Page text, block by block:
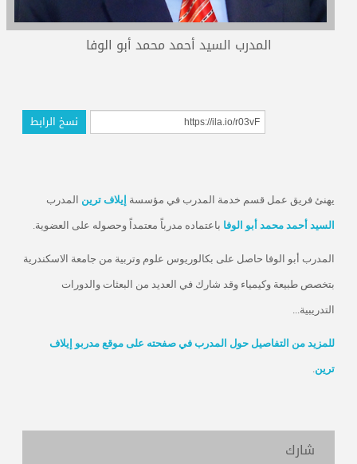
المدرب السيد أحمد محمد أبو الوفا
نسخ الرابط
يهنئ فريق عمل قسم خدمة المدرب في مؤسسة إيلاف ترين المدرب
السيد أحمد محمد أبو الوفا باعتماده مدرباً معتمداً وحصوله على العضوية.
المدرب أبو الوفا حاصل على بكالوريوس علوم وتربية من جامعة الاسكندرية
بتخصص طبيعة وكيمياء وقد شارك في العديد من البعثات والدورات
التدريبية...
للمزيد من التفاصيل حول المدرب في صفحته على موقع مدربو إيلاف
ترين.
شارك